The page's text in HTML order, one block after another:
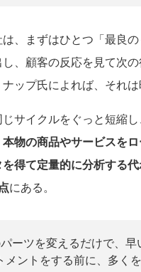
、まずはひとつ「最良
、顧客の反応を見て次
ップ氏によれば、それ
サイクルをぐっと短縮
本物の商品やサービスを
得て定量的に分析する
にある。
ーツを変えるだけで、
メントをする前に、多く